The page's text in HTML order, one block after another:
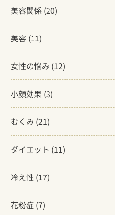
美容関係 (20)
美容 (11)
女性の悩み (12)
小顔効果 (3)
むくみ (21)
ダイエット (11)
冷え性 (17)
花粉症 (7)